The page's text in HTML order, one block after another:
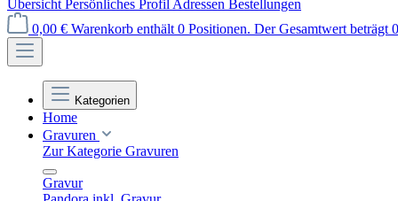
ÜbersichtPersönliches ProfilAdressen Bestellungen
0,00 € Warenkorb enthält 0 Positionen. Der Gesamtwert beträgt
Kategorien
Home
Gravuren
Zur Kategorie Gravuren
Gravur